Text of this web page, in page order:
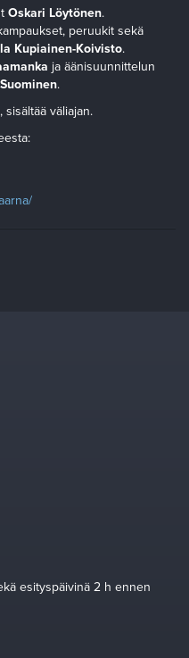
Oskari Löytönen.
peruukit sekä
Kupiainen-Koivisto.
ja äänisuunnittelun
.
väliajan.
esityspäivinä 2 h ennen